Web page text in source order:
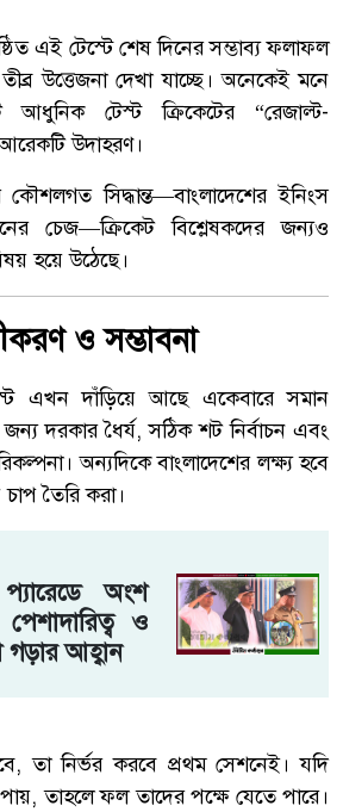
এই টেস্টে শেষ দিনের সম্ভাব্য ফলাফল
উত্তেজনা দেখা যাচ্ছে। অনেকেই মনে
টেস্ট ক্রিকেটের “রেজাল্ট-
উদাহরণ।
সিদ্ধান্ত—বাংলাদেশের ইনিংস
চেজ—ক্রিকেট বিশ্লেষকদের জন্যও
হয়ে উঠেছে।
ও সম্ভাবনা
এখন দাঁড়িয়ে আছে একেবারে সমান
জন্য দরকার ধৈর্য, সঠিক শট নির্বাচন এবং
অন্যদিকে বাংলাদেশের লক্ষ্য হবে
তৈরি করা।
অংশ
পেশাদারিত্ব ও
আহ্বান
তা নির্ভর করবে প্রথম সেশনেই। যদি
পায়, তাহলে ফল তাদের পক্ষে যেতে পারে।